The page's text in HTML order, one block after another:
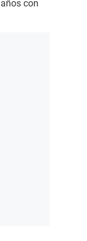
con